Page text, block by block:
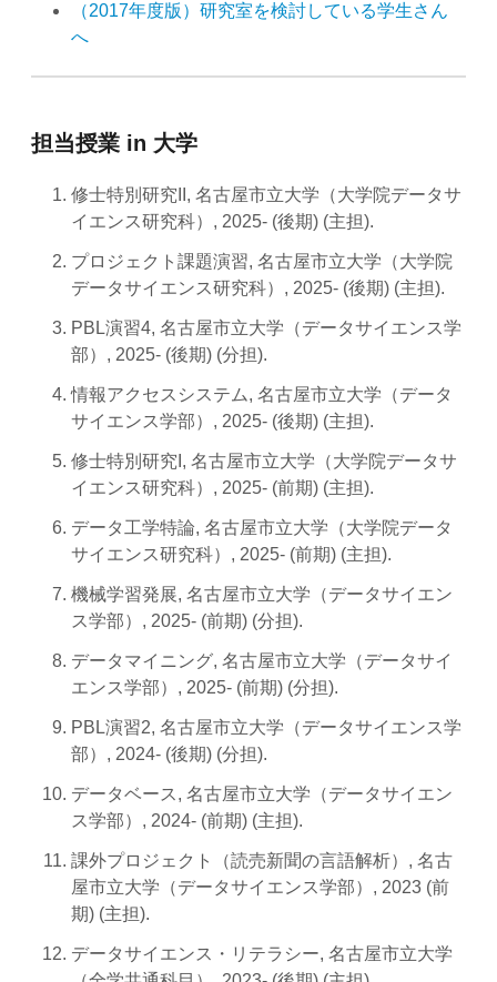
（2017年度版）研究室を検討している学生さん
へ
担当授業 in 大学
修士特別研究II, 名古屋市立大学（大学院データサ
イエンス研究科）, 2025- (後期) (主担).
プロジェクト課題演習, 名古屋市立大学（大学院
データサイエンス研究科）, 2025- (後期) (主担).
PBL演習4, 名古屋市立大学（データサイエンス学
部）, 2025- (後期) (分担).
情報アクセスシステム, 名古屋市立大学（データ
サイエンス学部）, 2025- (後期) (主担).
修士特別研究I, 名古屋市立大学（大学院データサ
イエンス研究科）, 2025- (前期) (主担).
データ工学特論, 名古屋市立大学（大学院データ
サイエンス研究科）, 2025- (前期) (主担).
機械学習発展, 名古屋市立大学（データサイエン
ス学部）, 2025- (前期) (分担).
データマイニング, 名古屋市立大学（データサイ
エンス学部）, 2025- (前期) (分担).
PBL演習2, 名古屋市立大学（データサイエンス学
部）, 2024- (後期) (分担).
データベース, 名古屋市立大学（データサイエン
ス学部）, 2024- (前期) (主担).
課外プロジェクト（読売新聞の言語解析）, 名古
屋市立大学（データサイエンス学部）, 2023 (前
期) (主担).
データサイエンス・リテラシー, 名古屋市立大学